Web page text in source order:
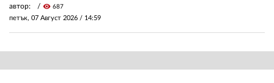
автор: visibility 687
петък, 07 Август 2026 / 14:59